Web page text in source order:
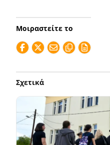
Μοιραστείτε το
Σχετικά